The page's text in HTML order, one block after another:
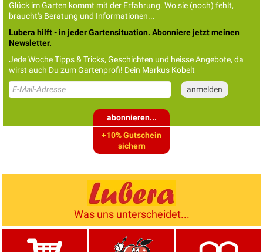
Glück im Garten kommt mit der Erfahrung. Wo sie (noch) fehlt,
braucht's Beratung und Informationen...
Lubera hilft - in jeder Gartensituation. Abonniere jetzt meinen
Newsletter.
Jede Woche Tipps & Tricks, Geschichten und heisse Angebote, da
wirst auch Du zum Gartenprofi! Dein Markus Kobelt
abonnieren...
+10% Gutschein
sichern
Was uns unterscheidet...